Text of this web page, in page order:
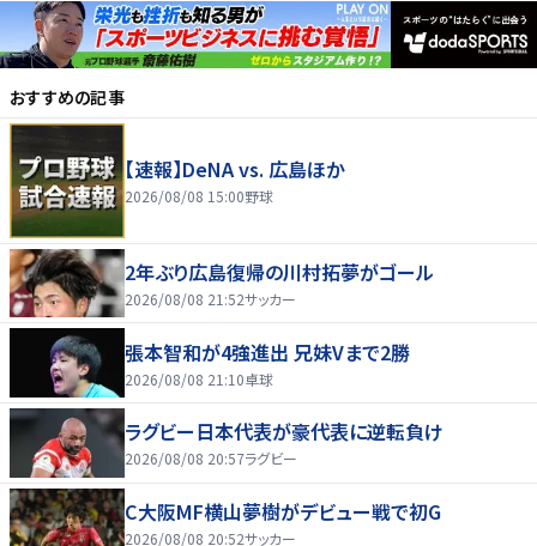
おすすめの記事
【速報】DeNA vs. 広島ほか
2026/08/08 15:00野球
2年ぶり広島復帰の川村拓夢がゴール
2026/08/08 21:52サッカー
張本智和が4強進出 兄妹Vまで2勝
2026/08/08 21:10卓球
ラグビー日本代表が豪代表に逆転負け
2026/08/08 20:57ラグビー
C大阪MF横山夢樹がデビュー戦で初G
2026/08/08 20:52サッカー